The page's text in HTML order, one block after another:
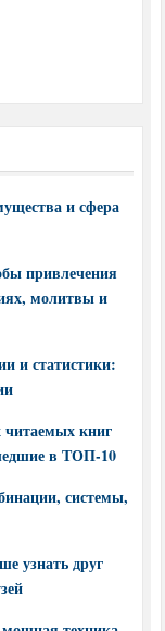
и сфера
привлечения
молитвы и
и статистики:
книг
в ТОП-10
системы,
узнать друг